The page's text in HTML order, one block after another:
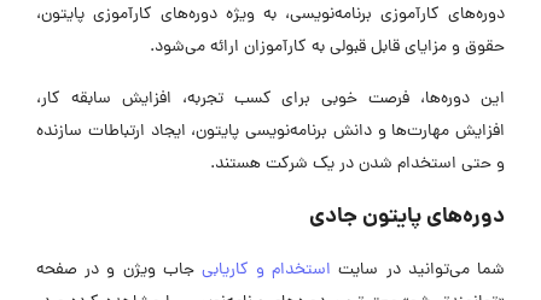
دوره‌های کارآموزی برنامه‌نویسی، به ویژه دوره‌های کارآموزی پایتون،
حقوق و مزایای قابل قبولی به کارآموزان ارائه می‌شود.
این دوره‌ها، فرصت خوبی برای کسب تجربه، افزایش سابقه کار،
افزایش مهارت‌ها و دانش برنامه‌نویسی پایتون، ایجاد ارتباطات سازنده
و حتی استخدام شدن در یک شرکت هستند.
دوره‌های پایتون جادی
شما می‌‌توانید در سایت استخدام و کاریابی جاب ویژن و در صفحه